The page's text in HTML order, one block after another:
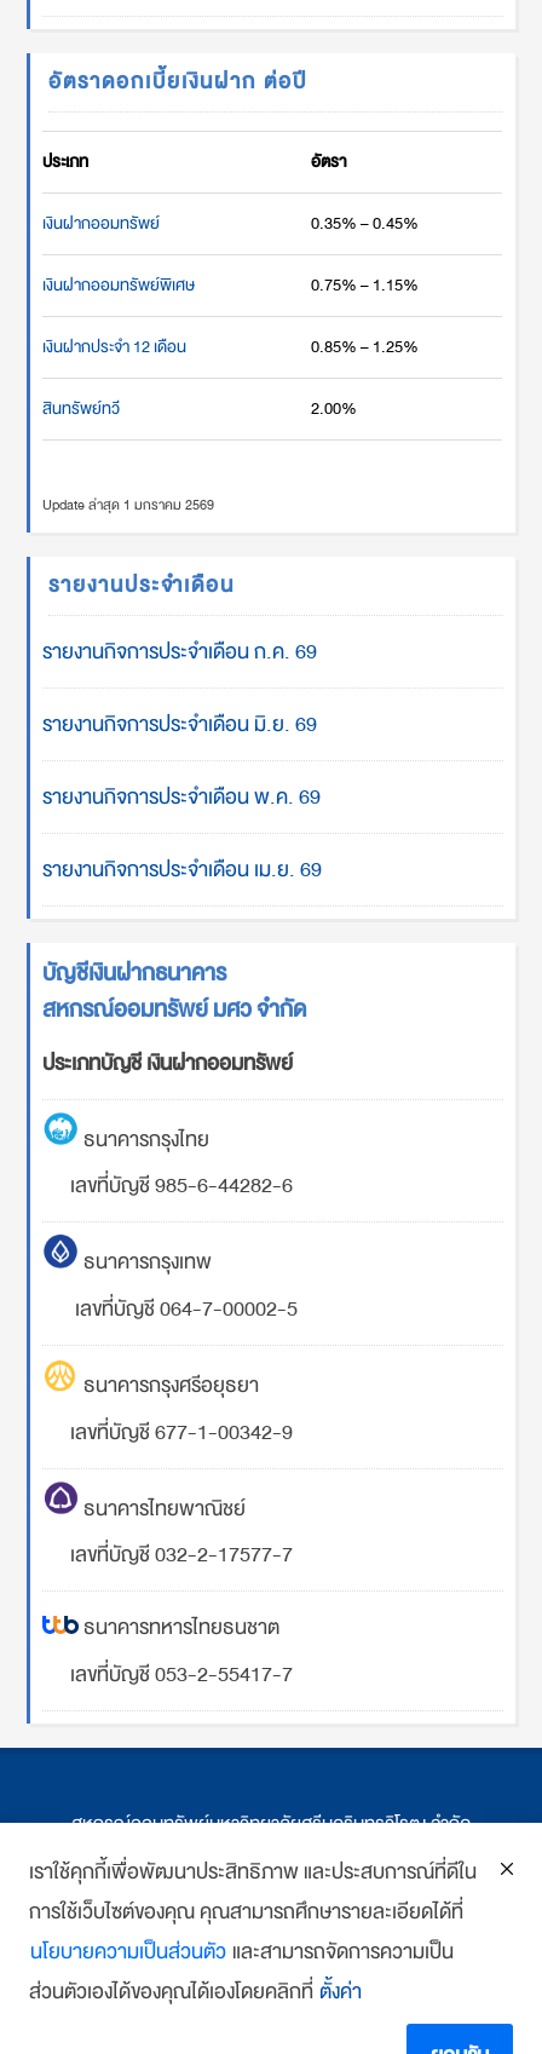
อัตราดอกเบี้ยเงินฝาก ต่อปี
ประเภท อัตรา
เงินฝากออมทรัพย์ 0.35% – 0.45%
เงินฝากออมทรัพย์พิเศษ 0.75% – 1.15%
เงินฝากประจำ 12 เดือน 0.85% – 1.25%
สินทรัพย์ทวี 2.00%
Update ล่าสุด 1 มกราคม 2569
รายงานประจำเดือน
รายงานกิจการประจำเดือน ก.ค. 69
รายงานกิจการประจำเดือน มิ.ย. 69
รายงานกิจการประจำเดือน พ.ค. 69
รายงานกิจการประจำเดือน เม.ย. 69
บัญชีเงินฝากธนาคาร
สหกรณ์ออมทรัพย์ มศว จำกัด
ประเภทบัญชี เงินฝากออมทรัพย์
ธนาคารกรุงไทย
เลขที่บัญชี 985-6-44282-6
ธนาคารกรุงเทพ
เลขที่บัญชี 064-7-00002-5
ธนาคารกรุงศรีอยุธยา
เลขที่บัญชี 677-1-00342-9
ธนาคารไทยพาณิชย์
เลขที่บัญชี 032-2-17577-7
ธนาคารทหารไทยธนชาต
เลขที่บัญชี 053-2-55417-7
สหกรณ์ออมทรัพย์มหาวิทยาลัยศรีนครินทรวิโรฒ จำกัด
ที่ตั้ง 114 ซ.สุขุมวิท 23 ถ.สุขุมวิท กรุงเทพฯ
โทร : 02-259-1474, 02-258-0227
โทรสาร: 02-261-5703
E-mail :we*******@*******co.th
เราใช้คุกกี้เพื่อพัฒนาประสิทธิภาพ และประสบการณ์ที่ดีใน
การใช้เว็บไซต์ของคุณ คุณสามารถศึกษารายละเอียดได้ที่
นโยบายความเป็นส่วนตัว และสามารถจัดการความเป็น
ส่วนตัวเองได้ของคุณได้เองโดยคลิกที่ ตั้งค่า